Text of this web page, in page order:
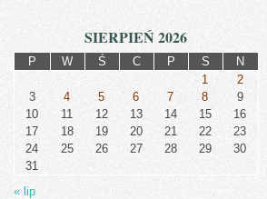
SIERPIEŃ 2026
P W Ś C P S
N
1
2
3
4 5 6 7 8
9
10
11 12 13 14 15
16
17
18 19 20 21 22
23
24
25 26 27 28 29
30
31
« lip